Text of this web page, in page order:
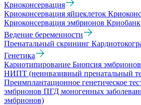
Криоконсервация
Криоконсервация яйцеклеток
Криоконсервация эмбрионов Криобанк
Ведение беременности
Пренатальный скрининг
Генетика
Кариотипирование Биопсия эмбрионов
НИПТ (неинвазивный пренатальный
Преимплантационное генетическое
эмбрионов ПГД моногенных
эмбрионов)